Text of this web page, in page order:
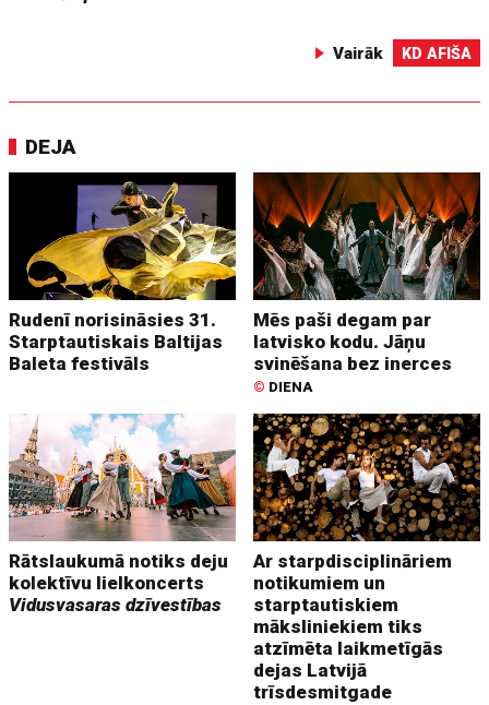
Vairāk KD AFIŠA
DEJA
Rudenī norisināsies 31.
Starptautiskais Baltijas
Baleta festivāls
Mēs paši degam par
latvisko kodu. Jāņu
svinēšana bez inerces
© DIENA
Rātslaukumā notiks deju
kolektīvu lielkoncerts
Vidusvasaras dzīvestības
Ar starpdisciplināriem
notikumiem un
starptautiskiem
māksliniekiem tiks
atzīmēta laikmetīgās
dejas Latvijā
trīsdesmitgade